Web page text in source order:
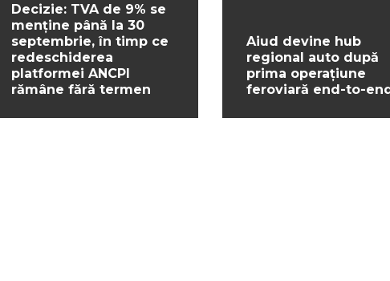
Decizie: TVA de 9% se
menține până la 30
septembrie, în timp ce
redeschiderea
platformei ANCPI
rămâne fără termen
Aiud devine hub
regional auto după
prima operațiune
feroviară end-to-